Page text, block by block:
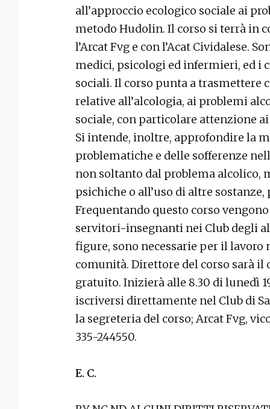
all’approccio ecologico sociale ai
metodo Hudolin. Il corso si terrà in
l’Arcat Fvg e con l’Acat Cividalese.
medici, psicologi ed infermieri, ed
sociali. Il corso punta a trasmettere
relative all’alcologia, ai problemi
sociale, con particolare attenzione
Si intende, inoltre, approfondire la
problematiche e delle sofferenze
non soltanto dal problema alcolico,
psichiche o all’uso di altre
Frequentando questo corso
servitori-insegnanti nei Club degli
figure, sono necessarie per il lavoro
comunità. Direttore del corso sarà il
gratuito. Inizierà alle 8.30 di lunedì
iscriversi direttamente nel Club di
la segreteria del corso; Arcat Fvg,
335-244550.
E. C.